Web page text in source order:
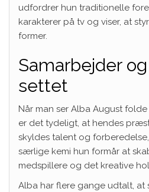
udfordrer hun traditionelle
karakterer på tv og viser, at
former.
Samarbejder
settet
Når man ser Alba August
er det tydeligt, at hendes
skyldes talent og
særlige kemi hun formår at
medspillere og det kreative
Alba har flere gange udtalt, at